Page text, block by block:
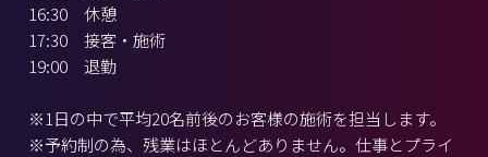
16:30 休憩
17:30 接客・施術
19:00 退勤
※1日の中で平均20名前後のお客様の施術を担当します。
※予約制の為、残業はほとんどありません。仕事とプライ